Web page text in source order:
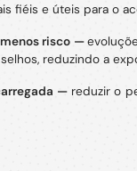
fiéis e úteis para o
risco —
reduzindo a
— reduzir o